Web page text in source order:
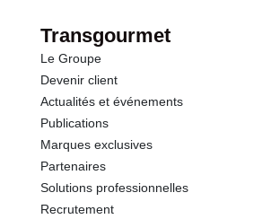
dont Sucres
Fibres
Protéines
Sel
Transgourmet
Le Groupe
Devenir client
Actualités et événements
Publications
Marques exclusives
Partenaires
Solutions professionnelles
Recrutement